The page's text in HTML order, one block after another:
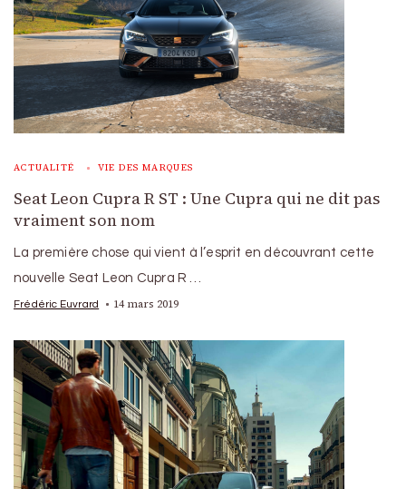
ACTUALITÉ VIE DES MARQUES
Seat Leon Cupra R ST : Une Cupra qui ne dit pas
vraiment son nom
La première chose qui vient à l’esprit en découvrant cette
nouvelle Seat Leon Cupra R …
Frédéric Euvrard 14 mars 2019